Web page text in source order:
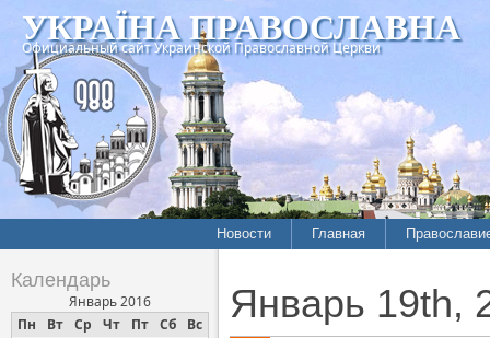
УКРАЇНА ПРАВОСЛАВНА
Официальный сайт Украинской Православной Церкви
Новости Главная
Календарь
Январь 2016
Пн
Вт Ср Чт Пт Сб Вс Январь 19th,